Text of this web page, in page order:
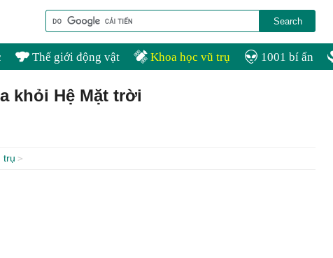
Thế giới động vật Khoa học vũ trụ 1001 bí ẩn
khỏi Hệ Mặt trời
trụ